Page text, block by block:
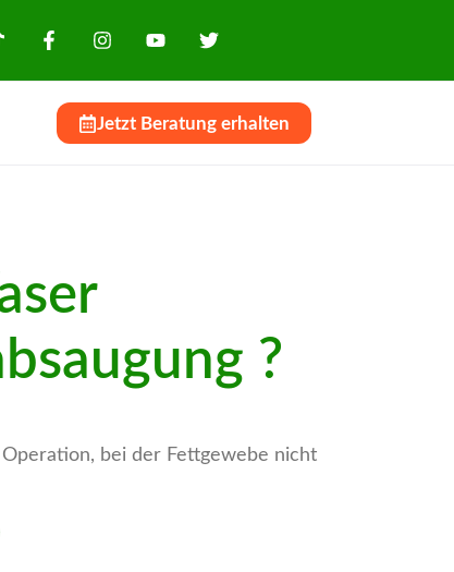
Jetzt Beratung erhalten
?
bei der Fettgewebe nicht